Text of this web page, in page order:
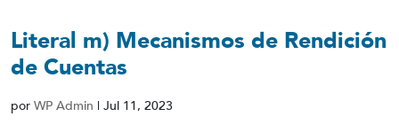
Literal m) Mecanismos de Rendición
de Cuentas
por WP Admin | Jul 11, 2023